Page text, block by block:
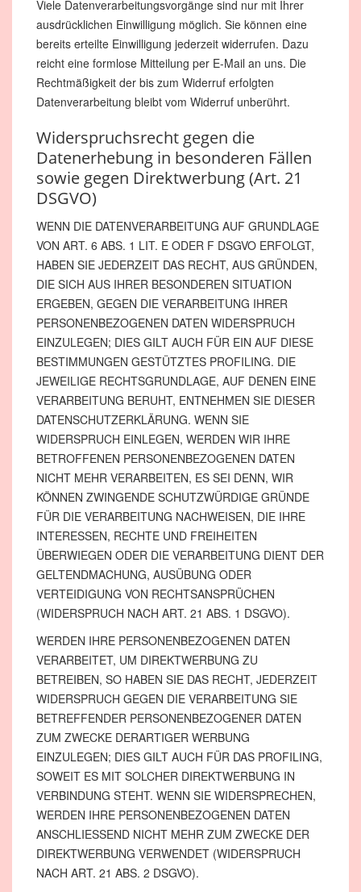
Viele Datenverarbeitungsvorgänge sind nur mit Ihrer
ausdrücklichen Einwilligung möglich. Sie können eine
bereits erteilte Einwilligung jederzeit widerrufen. Dazu
reicht eine formlose Mitteilung per E-Mail an uns. Die
Rechtmäßigkeit der bis zum Widerruf erfolgten
Datenverarbeitung bleibt vom Widerruf unberührt.
Widerspruchsrecht gegen die
Datenerhebung in besonderen Fällen
sowie gegen Direktwerbung (Art. 21
DSGVO)
WENN DIE DATENVERARBEITUNG AUF GRUNDLAGE
VON ART. 6 ABS. 1 LIT. E ODER F DSGVO ERFOLGT,
HABEN SIE JEDERZEIT DAS RECHT, AUS GRÜNDEN,
DIE SICH AUS IHRER BESONDEREN SITUATION
ERGEBEN, GEGEN DIE VERARBEITUNG IHRER
PERSONENBEZOGENEN DATEN WIDERSPRUCH
EINZULEGEN; DIES GILT AUCH FÜR EIN AUF DIESE
BESTIMMUNGEN GESTÜTZTES PROFILING. DIE
JEWEILIGE RECHTSGRUNDLAGE, AUF DENEN EINE
VERARBEITUNG BERUHT, ENTNEHMEN SIE DIESER
DATENSCHUTZERKLÄRUNG. WENN SIE
WIDERSPRUCH EINLEGEN, WERDEN WIR IHRE
BETROFFENEN PERSONENBEZOGENEN DATEN
NICHT MEHR VERARBEITEN, ES SEI DENN, WIR
KÖNNEN ZWINGENDE SCHUTZWÜRDIGE GRÜNDE
FÜR DIE VERARBEITUNG NACHWEISEN, DIE IHRE
INTERESSEN, RECHTE UND FREIHEITEN
ÜBERWIEGEN ODER DIE VERARBEITUNG DIENT DER
GELTENDMACHUNG, AUSÜBUNG ODER
VERTEIDIGUNG VON RECHTSANSPRÜCHEN
(WIDERSPRUCH NACH ART. 21 ABS. 1 DSGVO).
WERDEN IHRE PERSONENBEZOGENEN DATEN
VERARBEITET, UM DIREKTWERBUNG ZU
BETREIBEN, SO HABEN SIE DAS RECHT, JEDERZEIT
WIDERSPRUCH GEGEN DIE VERARBEITUNG SIE
BETREFFENDER PERSONENBEZOGENER DATEN
ZUM ZWECKE DERARTIGER WERBUNG
EINZULEGEN; DIES GILT AUCH FÜR DAS PROFILING,
SOWEIT ES MIT SOLCHER DIREKTWERBUNG IN
VERBINDUNG STEHT. WENN SIE WIDERSPRECHEN,
WERDEN IHRE PERSONENBEZOGENEN DATEN
ANSCHLIESSEND NICHT MEHR ZUM ZWECKE DER
DIREKTWERBUNG VERWENDET (WIDERSPRUCH
NACH ART. 21 ABS. 2 DSGVO).